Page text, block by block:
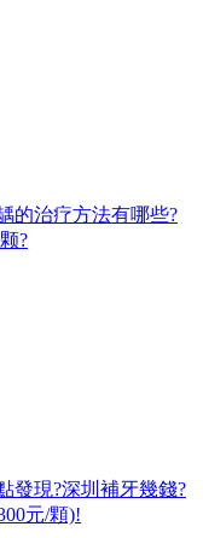
的治疗方法有哪些?
?
發現?深圳補牙幾錢?
元/顆)!